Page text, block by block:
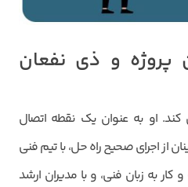
پروژه و ذی نفعان
کند. او به عنوان یک نقطه اتصال
از اجرای صحیح راه حل، با تیم فنی
به زبان فنی، و با مدیران ارشد